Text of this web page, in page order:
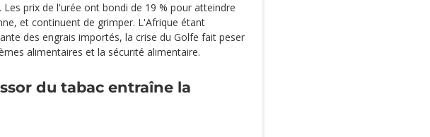
prix de l'urée ont bondi de 19 % pour atteindre
et continuent de grimper. L'Afrique étant
des engrais importés, la crise du Golfe fait peser
alimentaires et la sécurité alimentaire.
du tabac entraîne la